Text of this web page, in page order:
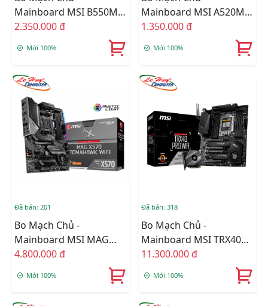
Mainboard MSI B550M
PRO-VDH
2.350.000 đ
Mới 100%
Mainboard MSI A520M
PRO
1.350.000 đ
Mới 100%
Đã bán: 201
Bo Mạch Chủ -
Mainboard MSI MAG
X570 TOMAHAWK WIFI
4.800.000 đ
Mới 100%
Đã bán: 318
Bo Mạch Chủ -
Mainboard MSI TRX40
PRO WIFI
11.300.000 đ
Mới 100%